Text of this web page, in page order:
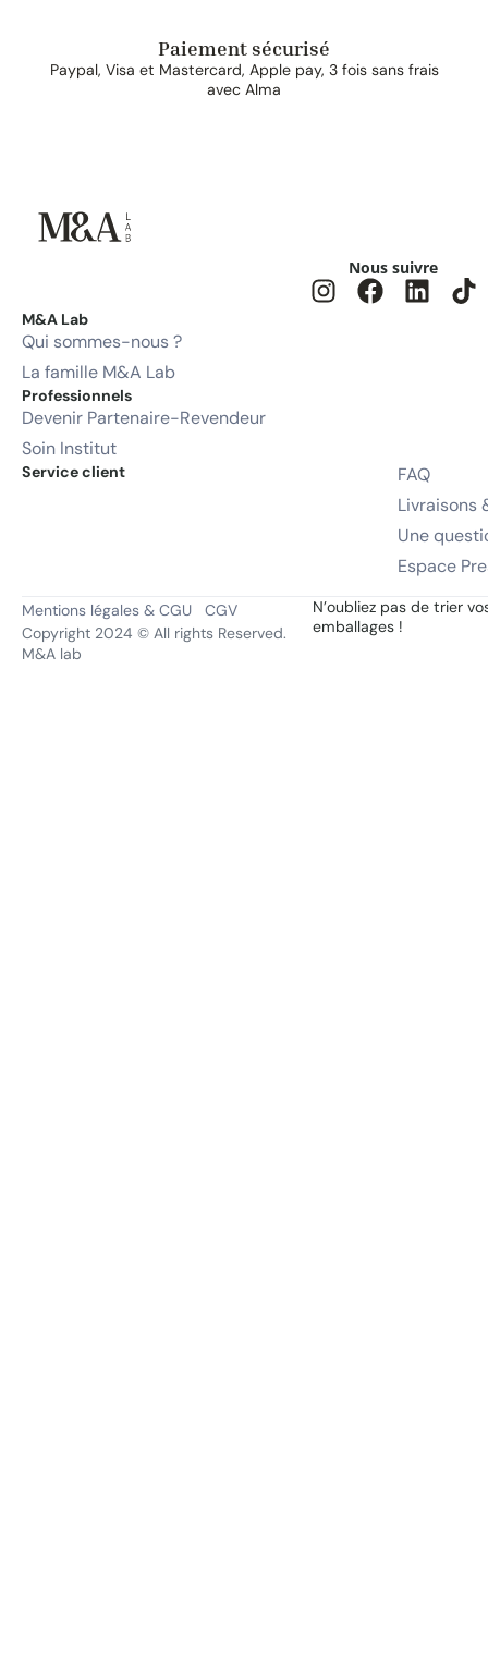
Paiement sécurisé
Paypal, Visa et Mastercard, Apple pay, 3 fois sans frais
avec Alma
Nous suivre
M&A Lab
Qui sommes-nous ?
La famille M&A Lab
Professionnels
Devenir Partenaire-Revendeur
Soin Institut
Service client
FAQ
Livraisons
Une
Espace
Mentions légales & CGU
CGV
Copyright 2024 © All rights Reserved.
M&A lab
N’oubliez pas de trier
emballages !